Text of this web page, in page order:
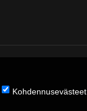
Kohdennusevästeet